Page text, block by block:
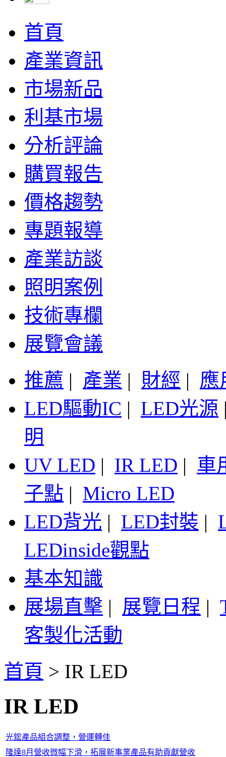
首頁
產業資訊
市場新品
利基市場
分析評論
購買報告
價格趨勢
專題報導
產業訪談
照明案例
技術專欄
展覽會議
推薦 | 產業 | 財經 | 應
LED驅動IC | LED光源
明
UV LED | IR LED | 車
子點 | Micro LED
LED背光 | LED封裝 |
LEDinside觀點
基本知識
展場直擊 | 展覽日程 |
客製化活動
首頁 > IR LED
IR LED
光鋐產品組合調整，營運轉佳
隆達8月營收微幅下滑，拓展新事業產品有助貢獻營收